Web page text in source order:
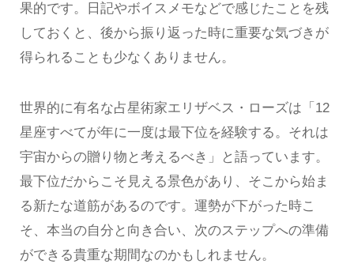
果的です。日記やボイスメモなどで感じたことを残
しておくと、後から振り返った時に重要な気づきが
得られることも少なくありません。
世界的に有名な占星術家エリザベス・ローズは「12
星座すべてが年に一度は最下位を経験する。それは
宇宙からの贈り物と考えるべき」と語っています。
最下位だからこそ見える景色があり、そこから始ま
る新たな道筋があるのです。運勢が下がった時こ
そ、本当の自分と向き合い、次のステップへの準備
ができる貴重な期間なのかもしれません。